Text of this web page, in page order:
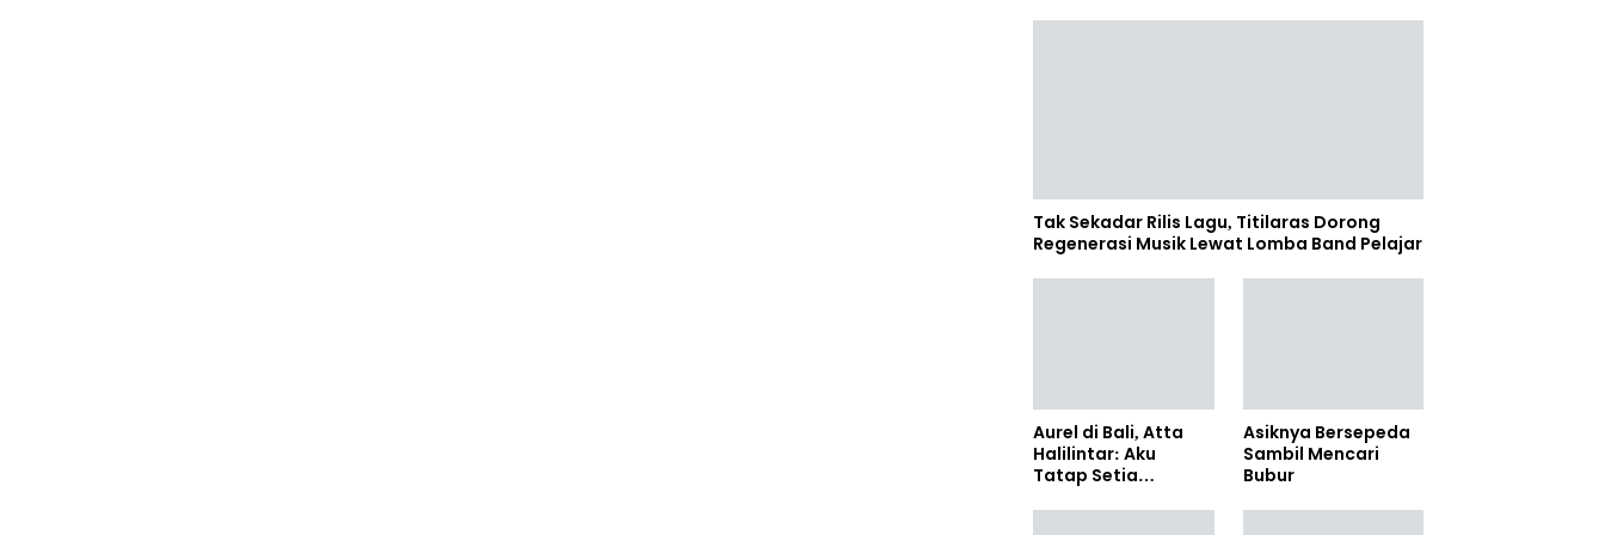
Tak Sekadar Rilis Lagu, Titilaras Dorong
Regenerasi Musik Lewat Lomba Band Pelajar
Aurel di Bali, Atta
Halilintar: Aku
Tatap Setia
Asiknya Bersepeda
Sambil Mencari
Bubur